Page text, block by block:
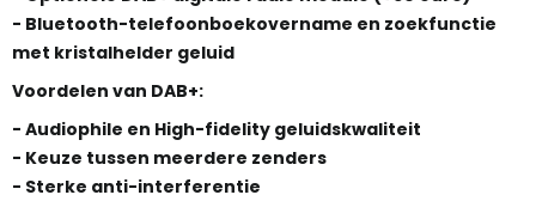
- Bluetooth-telefoonboekovername en zoekfunctie
met kristalhelder geluid
Voordelen van DAB+:
- Audiophile en High-fidelity geluidskwaliteit
- Keuze tussen meerdere zenders
- Sterke anti-interferentie